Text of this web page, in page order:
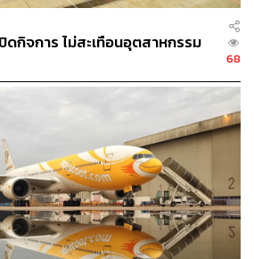
ดกิจการ ไม่สะเทือนอุตสาหกรรม
68